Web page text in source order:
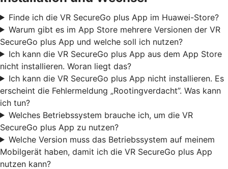
Finde ich die VR SecureGo plus App im Huawei-Store?
Warum gibt es im App Store mehrere Versionen der VR
SecureGo plus App und welche soll ich nutzen?
Ich kann die VR SecureGo plus App aus dem App Store
nicht installieren. Woran liegt das?
Ich kann die VR SecureGo plus App nicht installieren. Es
erscheint die Fehlermeldung „Rootingverdacht”. Was kann
ich tun?
Welches Betriebssystem brauche ich, um die VR
SecureGo plus App zu nutzen?
Welche Version muss das Betriebssystem auf meinem
Mobilgerät haben, damit ich die VR SecureGo plus App
nutzen kann?